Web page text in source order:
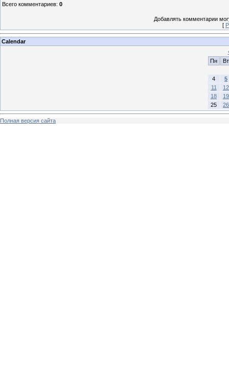
Всего комментариев: 0
Добавлять комментарии
[
Calendar
Пн
Вт
4
5
11
12
18
19
25
26
Полная версия сайта